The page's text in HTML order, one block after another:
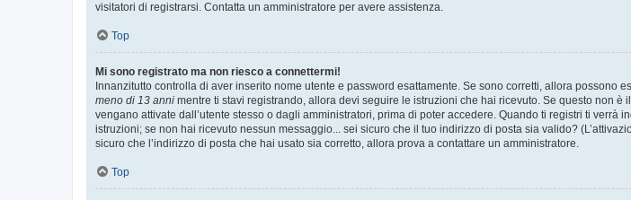
visitatori di registrarsi. Contatta un amministratore per avere assistenza.
Top
Mi sono registrato ma non riesco a connettermi!
Innanzitutto controlla di aver inserito nome utente e password esattamente. Se sono corretti, allora
meno di 13 anni mentre ti stavi registrando, allora devi seguire le istruzioni che hai ricevuto. Se questo non
vengano attivate dall’utente stesso o dagli amministratori, prima di poter accedere. Quando ti registri ti
istruzioni; se non hai ricevuto nessun messaggio... sei sicuro che il tuo indirizzo di posta sia valido?
sicuro che l’indirizzo di posta che hai usato sia corretto, allora prova a contattare un amministratore.
Top